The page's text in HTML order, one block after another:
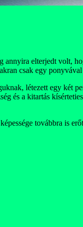
annyira elterjedt volt,
csak egy
létezett egy két
és a kitartás
továbbra is